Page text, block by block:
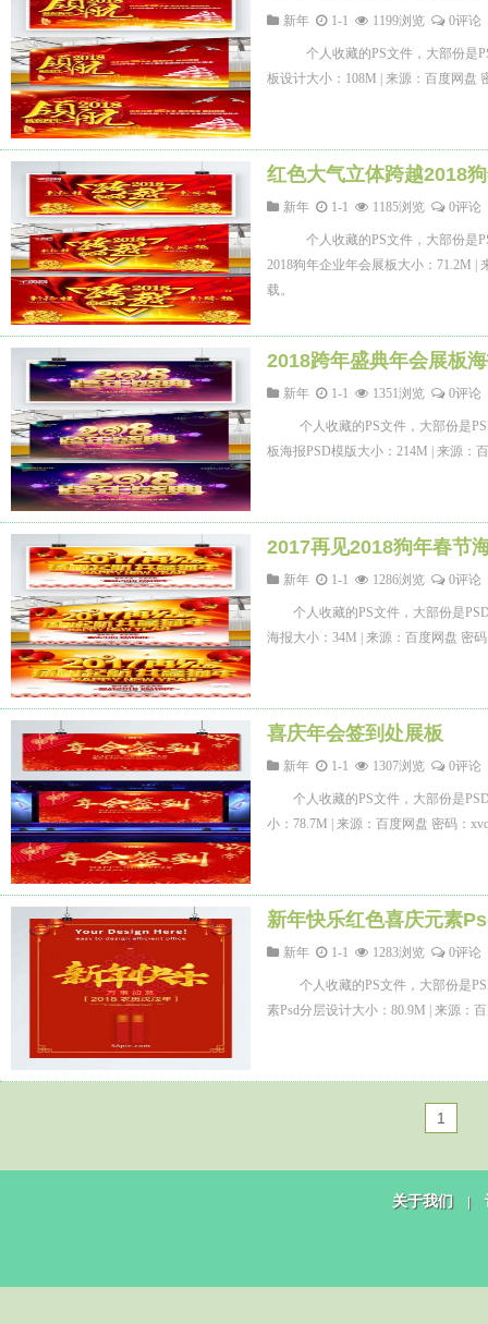
新年 1-1 1199浏览 0评论
个人收藏的PS文件，大部份是
板设计大小：108M | 来源：百度网盘
红色大气立体跨越2018
新年 1-1 1185浏览 0评论
个人收藏的PS文件，大部份是
2018狗年企业年会展板大小：71.2M |
载。
2018跨年盛典年会展板
新年 1-1 1351浏览 0评论
个人收藏的PS文件，大部份是
板海报PSD模版大小：214M | 来源：
2017再见2018狗年春节
新年 1-1 1286浏览 0评论
个人收藏的PS文件，大部份是
海报大小：34M | 来源：百度网盘 密
喜庆年会签到处展板
新年 1-1 1307浏览 0评论
个人收藏的PS文件，大部份是
小：78.7M | 来源：百度网盘 密码：
新年快乐红色喜庆元素
新年 1-1 1283浏览 0评论
个人收藏的PS文件，大部份是
素Psd分层设计大小：80.9M | 来源：
1
关于我们 |